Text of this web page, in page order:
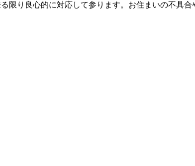
限り良心的に対応して参ります。お住まいの不具合